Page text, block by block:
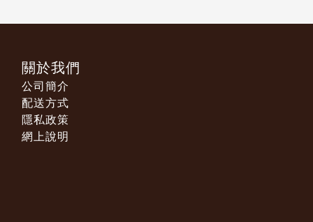
關於我們
公司簡介
配送方式
隱私政策
網上說明